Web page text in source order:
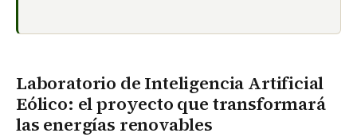
Laboratorio de Inteligencia Artificial
Eólico: el proyecto que transformará
las energías renovables